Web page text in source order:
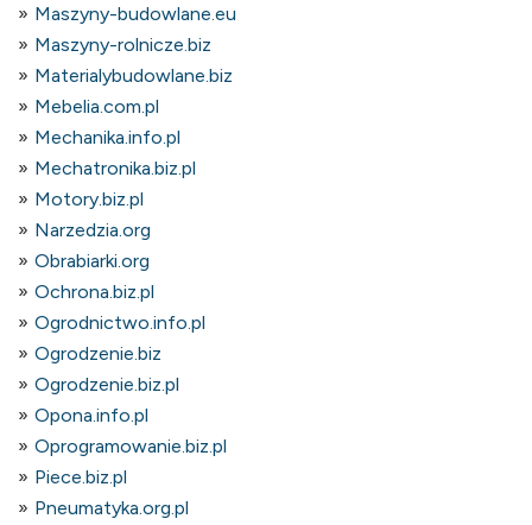
Maszyny-budowlane.eu
Maszyny-rolnicze.biz
Materialybudowlane.biz
Mebelia.com.pl
Mechanika.info.pl
Mechatronika.biz.pl
Motory.biz.pl
Narzedzia.org
Obrabiarki.org
Ochrona.biz.pl
Ogrodnictwo.info.pl
Ogrodzenie.biz
Ogrodzenie.biz.pl
Opona.info.pl
Oprogramowanie.biz.pl
Piece.biz.pl
Pneumatyka.org.pl